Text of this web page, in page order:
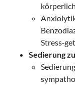
Sedierung